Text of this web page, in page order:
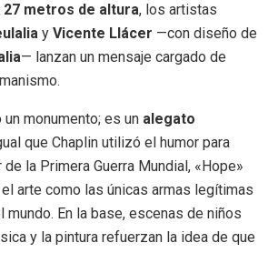
27 metros de altura, los artistas
y Vicente Llácer —con diseño de
— lanzan un mensaje cargado de
monumento; es un alegato
que Chaplin utilizó el humor para
la Primera Guerra Mundial, «Hope»
arte como las únicas armas legítimas
mundo. En la base, escenas de niños
y la pintura refuerzan la idea de que